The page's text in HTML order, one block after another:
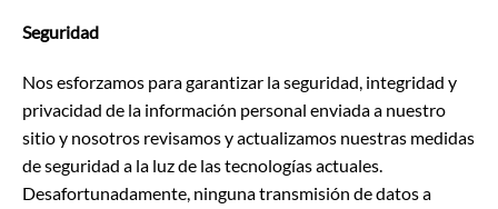
Seguridad
Nos esforzamos para garantizar la seguridad, integridad y
privacidad de la información personal enviada a nuestro
sitio y nosotros revisamos y actualizamos nuestras medidas
de seguridad a la luz de las tecnologías actuales.
Desafortunadamente, ninguna transmisión de datos a